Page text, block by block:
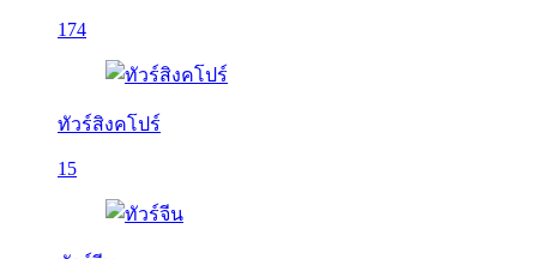
174
ทัวร์สิงคโปร์
15